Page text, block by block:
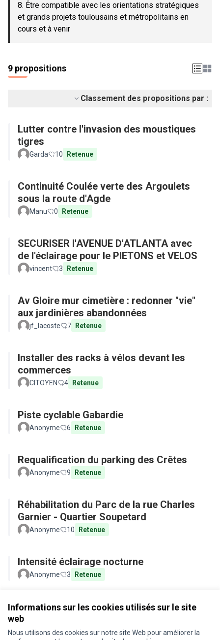
Informations sur les cookies utilisés sur le site
web
Nous utilisons des cookies sur notre site Web pour améliorer la
8. Être compatible avec les orientations stratégiques
et grands projets toulousains et métropolitains en
cours et à venir
9 propositions
Classement des propositions par :
Lutter contre l'invasion des moustiques
tigres
Garda 10 Retenue
Continuité Coulée verte des Argoulets
sous la route d'Agde
Manu 0 Retenue
SECURISER l'AVENUE D'ATLANTA avec
de l'éclairage pour le PIETONS et VELOS
vincent 3 Retenue
Av Gloire mur cimetière : redonner "vie"
aux jardinières abandonnées
jf_lacoste 7 Retenue
Installer des racks à vélos devant les
commerces
CITOYEN 4 Retenue
Piste cyclable Gabardie
Anonyme 6 Retenue
Requalification du parking des Crêtes
Anonyme 9 Retenue
Réhabilitation du Parc de la rue Charles
Garnier - Quartier Soupetard
Anonyme 10 Retenue
Intensité éclairage nocturne
Anonyme 3 Retenue
Conditions d'utilisation